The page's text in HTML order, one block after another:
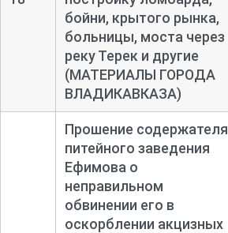
бойни, крытого рынка,
больницы, моста через
реку Терек и другие
(МАТЕРИАЛЫ ГОРОДА
ВЛАДИКАВКАЗА)
Прошение содержателя
питейного заведения
Ефимова о
неправильном
обвинении его в
оскорблении акцизных